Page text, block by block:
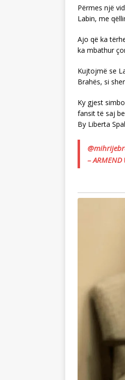
Përmes një
Labin, me
Ajo që ka
ka mbathur
Kujtojmë se
Brahës, si
Ky gjest
fansit të saj
By Liberta
– ARMEND